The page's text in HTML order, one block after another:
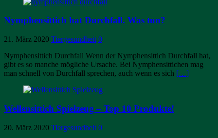
Nymphensittich hat Durchfall. Was tun?
21. März 2020 Tiergesundheit 0
Nymphensittich Durchfall Wenn der Nymphensittich Durchfall hat,
gibt es so manche mögliche Ursache. Bei Nymphensittichen mag
man schnell von Durchfall sprechen, auch wenn es sich […]
Wellensittich Spielzeug – Top 10 Produkte!
20. März 2020 Tiergesundheit 0